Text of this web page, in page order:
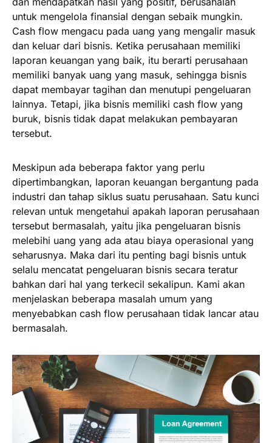
untuk mengelola finansial dengan sebaik mungkin.
Cash flow mengacu pada uang yang mengalir masuk
dan keluar dari bisnis. Ketika perusahaan memiliki
laporan keuangan yang baik, itu berarti perusahaan
memiliki banyak uang yang masuk, sehingga bisnis
dapat membayar tagihan dan menutupi pengeluaran
lainnya. Tetapi, jika bisnis memiliki cash flow yang
buruk, bisnis tidak dapat melakukan pembayaran
tersebut.
Meskipun ada beberapa faktor yang perlu
dipertimbangkan, laporan keuangan bergantung pada
industri dan tahap siklus suatu perusahaan. Satu kunci
relevan untuk mengetahui apakah laporan perusahaan
tersebut bermasalah, yaitu jika pengeluaran bisnis
melebihi uang yang ada atau biaya operasional yang
seharusnya. Maka dari itu penting bagi bisnis untuk
selalu mencatat pengeluaran bisnis secara teratur
bahkan dari hal yang terkecil sekalipun. Kami akan
menjelaskan beberapa masalah umum yang
menyebabkan cash flow perusahaan tidak lancar atau
bermasalah.